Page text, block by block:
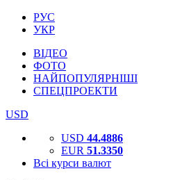
РУС
УКР
ВІДЕО
ФОТО
НАЙПОПУЛЯРНІШІ
СПЕЦПРОЕКТИ
USD
USD 44.4886
EUR 51.3350
Всі курси валют